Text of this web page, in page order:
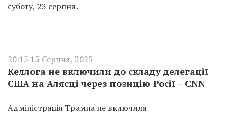
суботу, 23 серпня.
20:15 15 Серпня, 2025
Келлога не включили до складу делегації
США на Алясці через позицію Росії – CNN
Адміністрація Трампа не включила